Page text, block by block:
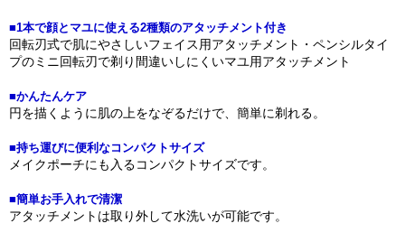
■1本で顔とマユに使える2種類のアタッチメント付き
回転刃式で肌にやさしいフェイス用アタッチメント・ペンシルタイ
プのミニ回転刃で剃り間違いしにくいマユ用アタッチメント
■かんたんケア
円を描くように肌の上をなぞるだけで、簡単に剃れる。
■持ち運びに便利なコンパクトサイズ
メイクポーチにも入るコンパクトサイズです。
■簡単お手入れで清潔
アタッチメントは取り外して水洗いが可能です。